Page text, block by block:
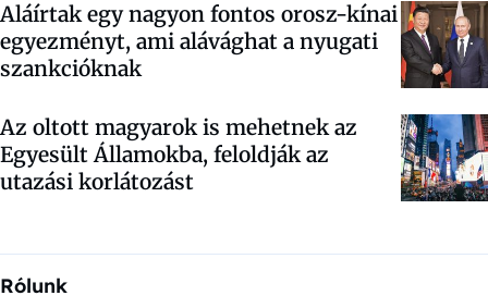
Aláírtak egy nagyon fontos orosz-kínai
egyezményt, ami alávághat a nyugati
szankcióknak
Az oltott magyarok is mehetnek az
Egyesült Államokba, feloldják az
utazási korlátozást
Rólunk